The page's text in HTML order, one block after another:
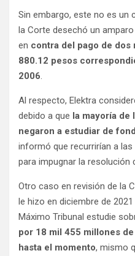
Sin embargo, este no es un
la Corte desechó un
en contra del pago de dos
880.12 pesos
2006.
Al respecto, Elektra
debido a que la mayoría de
negaron a estudiar de
informó que recurrirían a
para impugnar la resolución
Otro caso en revisión de la
le hizo en diciembre de
Máximo Tribunal estudie
por 18 mil 455 millones
hasta el momento, mismo